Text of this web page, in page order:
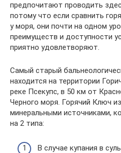
предпочитают проводить
потому что если сравнить
у моря, они почти на одном
преимуществ и доступности
приятно удовлетворяют.
Самый старый
находится на территории
реке Псекупс, в 50 км от
Черного моря. Горячий Ключ
минеральными источниками,
на 2 типа:
В случае купания в